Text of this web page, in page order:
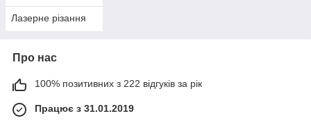
Лазерне різання
Про нас
100% позитивних з 222 відгуків за рік
Працює з 31.01.2019